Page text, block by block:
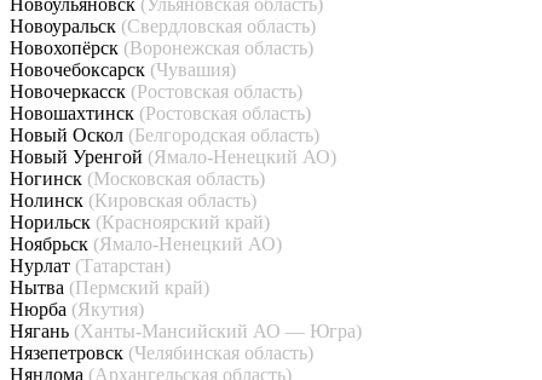
Новоульяновск (Ульяновская область)
Новоуральск (Свердловская область)
Новохопёрск (Воронежская область)
Новочебоксарск (Чувашия)
Новочеркасск (Ростовская область)
Новошахтинск (Ростовская область)
Новый Оскол (Белгородская область)
Новый Уренгой (Ямало-Ненецкий АО)
Ногинск (Московская область)
Нолинск (Кировская область)
Норильск (Красноярский край)
Ноябрьск (Ямало-Ненецкий АО)
Нурлат (Татарстан)
Нытва (Пермский край)
Нюрба (Якутия)
Нягань (Ханты-Мансийский АО — Югра)
Нязепетровск (Челябинская область)
Няндома (Архангельская область)